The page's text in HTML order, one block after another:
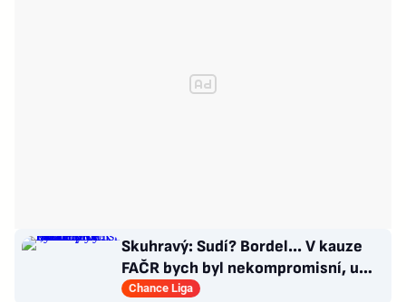
Skuhravý: Sudí? Bordel... V kauze
FAČR bych byl nekompromisní, u
Davida Látala taky!
Chance Liga